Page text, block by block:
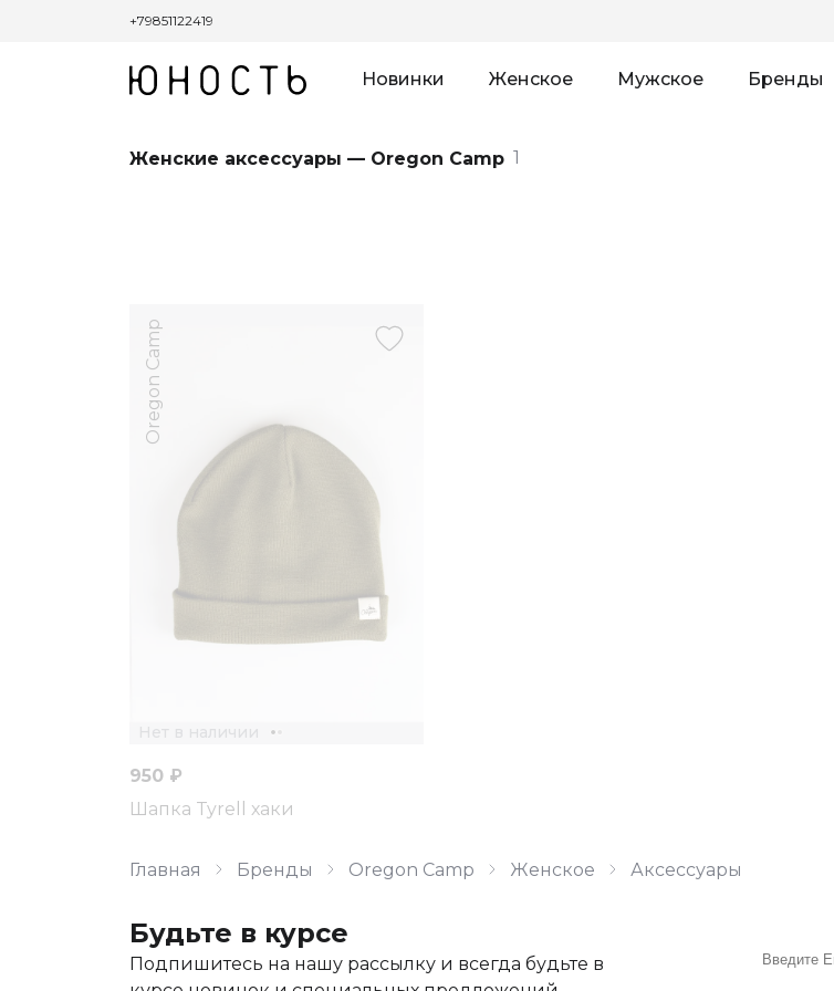
+79851122419
Новинки Женское Мужское Бренды
Женские аксессуары — Oregon Camp 1
Нет в наличии
Oregon Camp
950 ₽
Шапка Tyrell хаки
Главная Бренды Oregon Camp Женское Аксессуары
Будьте в курсе
Подпишитесь на нашу рассылку и всегда будьте в